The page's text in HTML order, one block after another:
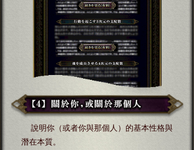
說明你（或者你與那個人）的基本性格與
潛在本質。